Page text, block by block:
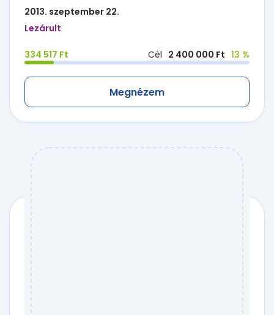
2013. szeptember 22.
Lezárult
334 517 Ft Cél 2 400 000 Ft 13 %
Megnézem